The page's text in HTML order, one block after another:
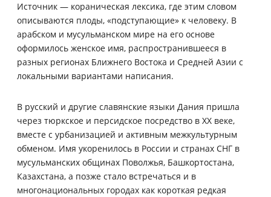
Источник — кораническая лексика, где этим словом
описываются плоды, «подступающие» к человеку. В
арабском и мусульманском мире на его основе
оформилось женское имя, распространившееся в
разных регионах Ближнего Востока и Средней Азии с
локальными вариантами написания.
В русский и другие славянские языки Дания пришла
через тюркское и персидское посредство в XX веке,
вместе с урбанизацией и активным межкультурным
обменом. Имя укоренилось в России и странах СНГ в
мусульманских общинах Поволжья, Башкортостана,
Казахстана, а позже стало встречаться и в
многонациональных городах как короткая редкая